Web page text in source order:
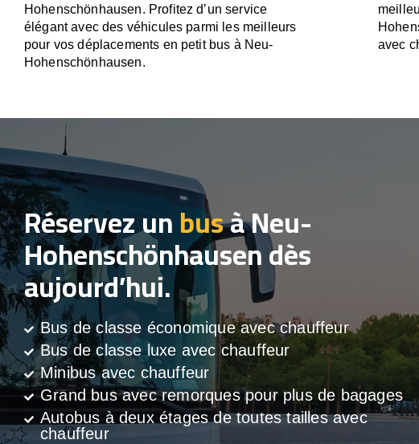
Hohenschönhausen. Profitez d’un service
élégant avec des véhicules parmi les meilleurs
pour vos déplacements en petit bus à Neu-
Hohenschönhausen.
avec
Réservez unbusà Neu-
Hohenschönhausen dès
aujourd’hui.
Bus de classe économique avec chauffeur
Bus de classe luxe avec chauffeur
Minibus avec chauffeur
Grand bus avec remorques pour plus de bagages
Autobus à deux étages de toutes tailles avec
chauffeur